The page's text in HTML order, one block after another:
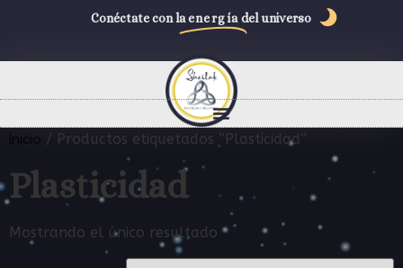
Conéctate con la energía del universo
Inicio / Productos etiquetados “Plasticidad”
Plasticidad
Mostrando el único resultado